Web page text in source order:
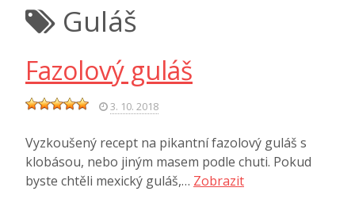
Guláš
Fazolový guláš
3. 10. 2018
Vyzkoušený recept na pikantní fazolový guláš s
klobásou, nebo jiným masem podle chuti. Pokud
byste chtěli mexický guláš,… Zobrazit